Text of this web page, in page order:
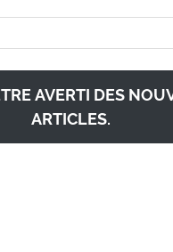
AVERTI DES
ARTICLES.